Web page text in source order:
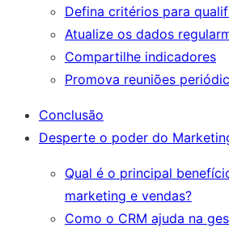
Defina critérios para
Atualize os dados
Compartilhe indicadores
Promova reuniões
Conclusão
Desperte o poder do
Qual é o principal
marketing e vendas?
Como o CRM ajuda na